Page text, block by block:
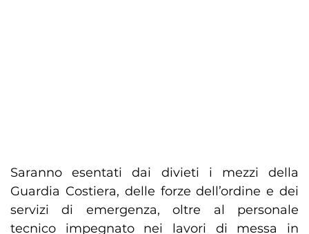
Saranno esentati dai divieti i mezzi della
Guardia Costiera, delle forze dell’ordine e dei
servizi di emergenza, oltre al personale
tecnico impegnato nei lavori di messa in